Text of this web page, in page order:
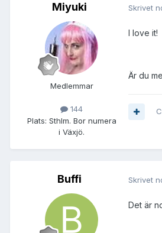
Miyuki
Medlemmar
144
Plats: Sthlm. Bor numera
i Växjö.
Skrivet
I love it!
Är du
Buffi Skrivet
Det är